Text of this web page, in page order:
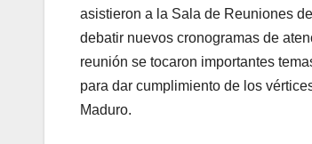
asistieron a la Sala de Reuniones
debatir nuevos cronogramas de
reunión se tocaron importantes
para dar cumplimiento de los
Maduro.